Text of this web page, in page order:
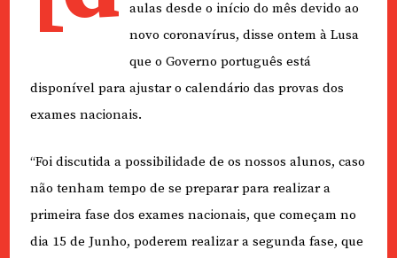
aulas desde o início do mês devido ao
novo coronavírus, disse ontem à Lusa
que o Governo português está
disponível para ajustar o calendário das provas dos
exames nacionais.
“Foi discutida a possibilidade de os nossos alunos, caso
não tenham tempo de se preparar para realizar a
primeira fase dos exames nacionais, que começam no
dia 15 de Junho, poderem realizar a segunda fase, que